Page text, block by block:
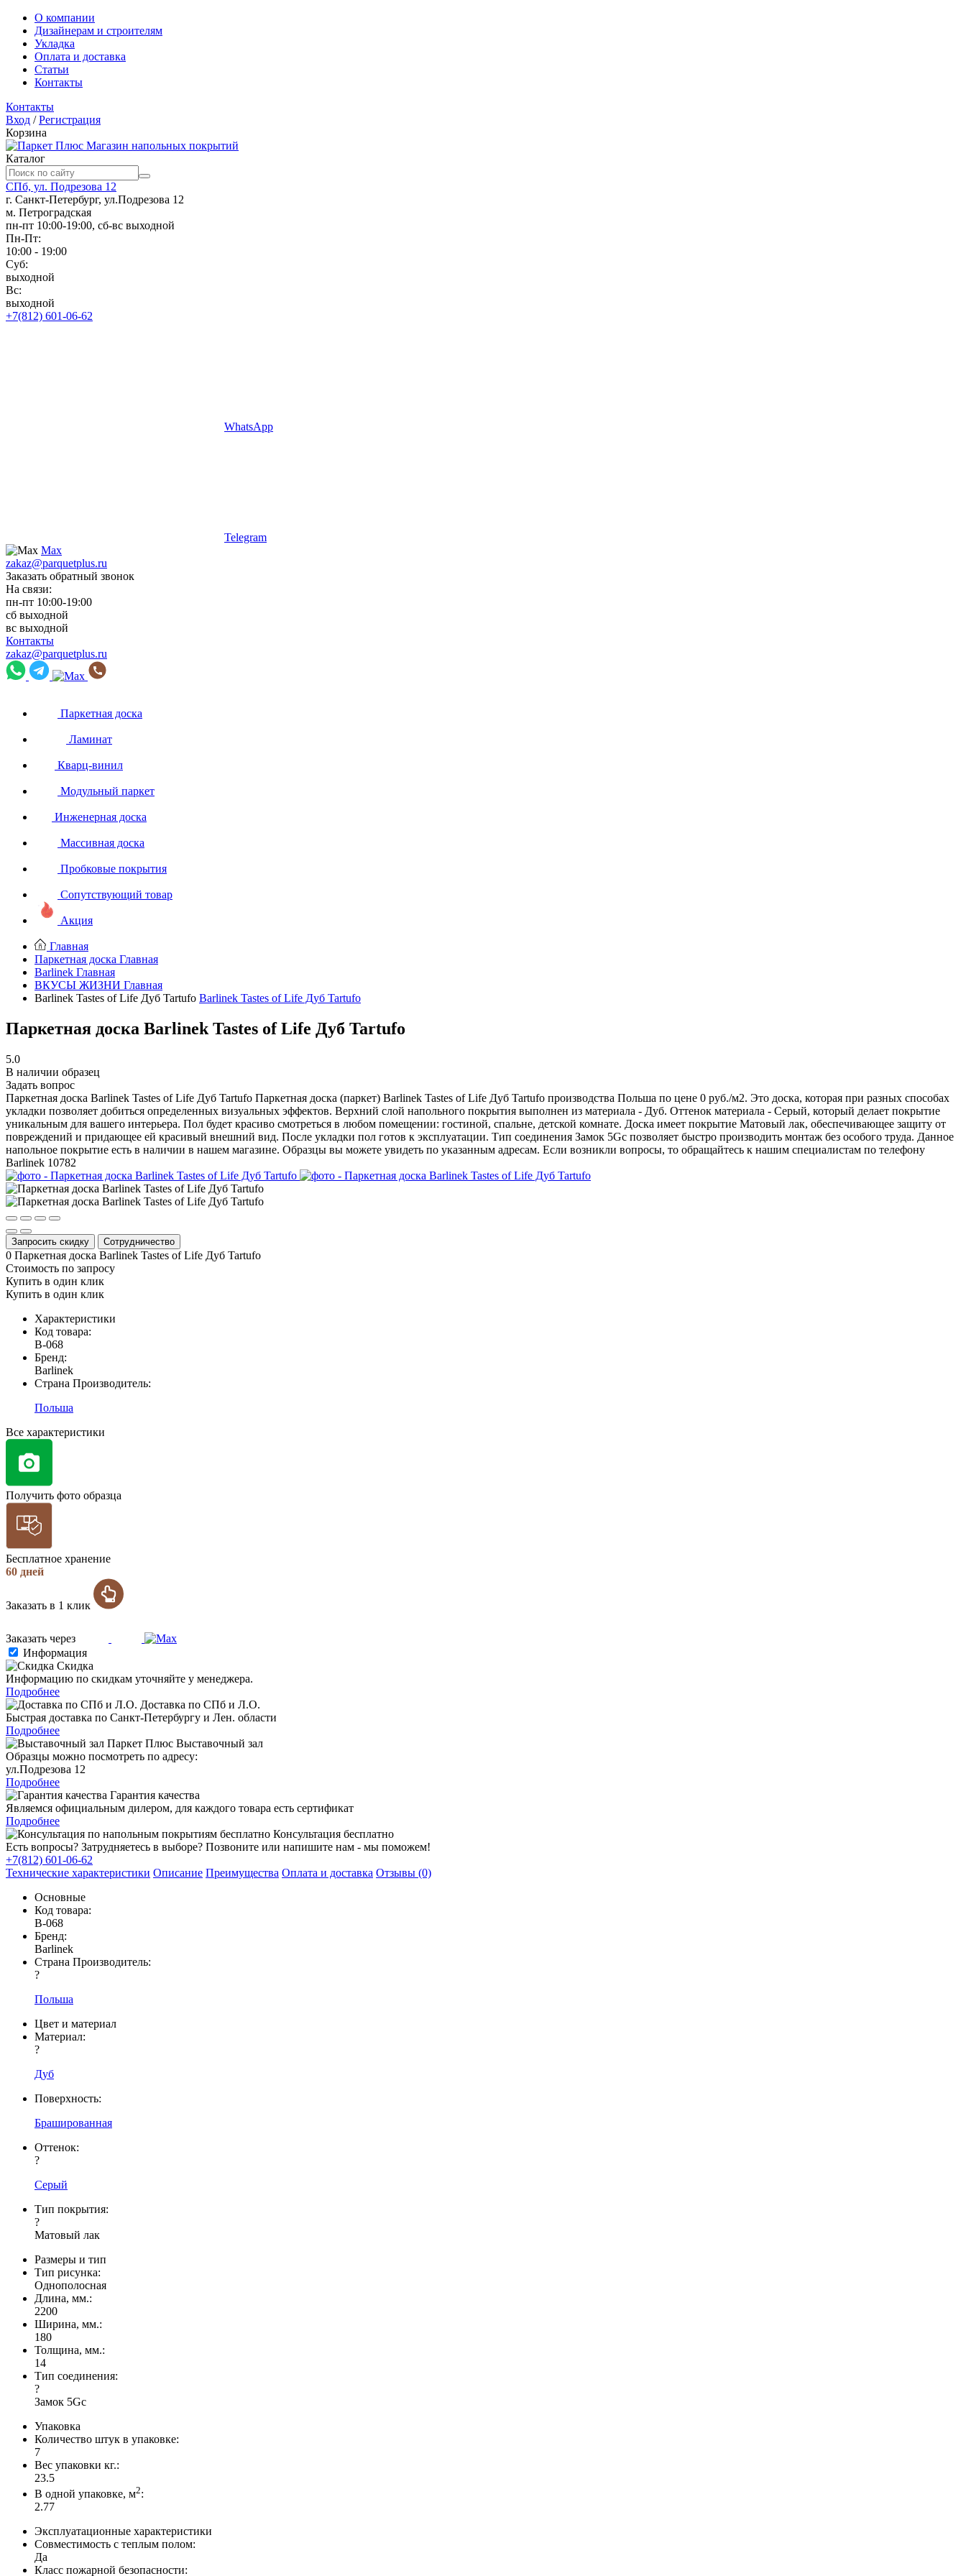
О компании
Дизайнерам и строителям
Укладка
Оплата и доставка
Статьи
Контакты
Контакты
Вход /Регистрация
Корзина
Магазин напольных покрытий
Каталог
СПб, ул. Подрезова 12
г. Санкт-Петербург, ул.Подрезова 12
м. Петроградская
пн-пт 10:00-19:00, сб-вс выходной
Пн-Пт:
10:00 - 19:00
Суб:
выходной
Вс:
выходной
+7(812) 601-06-62
WhatsApp
Telegram
Max
zakaz@parquetplus.ru
Заказать обратный звонок
На связи:
пн-пт 10:00-19:00
сб выходной
вс выходной
Контакты
zakaz@parquetplus.ru
Паркетная доска
Ламинат
Кварц-винил
Модульный паркет
Инженерная доска
Массивная доска
Пробковые покрытия
Сопутствующий товар
Акция
Главная
Паркетная доска Главная
Barlinek Главная
ВКУСЫ ЖИЗНИ Главная
Barlinek Tastes of Life Дуб Tartufo Barlinek Tastes of Life Дуб Tartufo
Паркетная доска Barlinek Tastes of Life Дуб Tartufo
5.0
В наличии образец
Задать вопрос
Паркетная доска Barlinek Tastes of Life Дуб Tartufo Паркетная доска (паркет) Barlinek Tastes of Life Дуб Tartufo производства Польша по цене 0 руб./м2. Это доска, которая при разных способах
укладки позволяет добиться определенных визуальных эффектов. Верхний слой напольного покрытия выполнен из материала - Дуб. Оттенок материала - Серый, который делает покрытие
уникальным для вашего интерьера. Пол будет красиво смотреться в любом помещении: гостиной, спальне, детской комнате. Доска имеет покрытие Матовый лак, обеспечивающее защиту от
повреждений и придающее ей красивый внешний вид. После укладки пол готов к эксплуатации. Тип соединения Замок 5Gc позволяет быстро производить монтаж без особого труда. Данное
напольное покрытие есть в наличии в нашем магазине. Образцы вы можете увидеть по указанным адресам. Если возникли вопросы, то обращайтесь к нашим специалистам по телефону
Barlinek 10782
Запросить скидку Сотрудничество
0 Паркетная доска Barlinek Tastes of Life Дуб Tartufo
Стоимость по запросу
Купить в один клик
Купить в один клик
Характеристики
Код товара:
В-068
Бренд:
Barlinek
Страна Производитель:
Польша
Все характеристики
Получить фото образца
Бесплатное хранение
60 дней
Заказать в 1 клик
Заказать через
Информация
Скидка
Информацию по скидкам уточняйте у менеджера.
Подробнее
Доставка по СПб и Л.О.
Быстрая доставка по Санкт-Петербургу и Лен. области
Подробнее
Выставочный зал
Образцы можно посмотреть по адресу:
ул.Подрезова 12
Подробнее
Гарантия качества
Являемся официальным дилером, для каждого товара есть сертификат
Подробнее
Консультация бесплатно
Есть вопросы? Затрудняетесь в выборе? Позвоните или напишите нам - мы поможем!
+7(812) 601-06-62
Технические характеристики Описание Преимущества Оплата и доставка Отзывы (0)
Основные
Код товара:
В-068
Бренд:
Barlinek
Страна Производитель:
?
Польша
Цвет и материал
Материал:
?
Дуб
Поверхность:
Брашированная
Оттенок:
?
Серый
Тип покрытия:
?
Матовый лак
Размеры и тип
Тип рисунка:
Однополосная
Длина, мм.:
2200
Ширина, мм.:
180
Толщина, мм.:
14
Тип соединения:
?
Замок 5Gc
Упаковка
Количество штук в упаковке:
7
Вес упаковки кг.:
23.5
В одной упаковке, м2:
2.77
Эксплуатационные характеристики
Совместимость с теплым полом:
Да
Класс пожарной безопасности: